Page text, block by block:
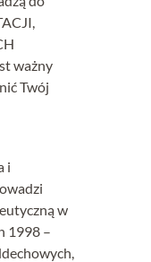
ważny
Twój
i
w
1998 –